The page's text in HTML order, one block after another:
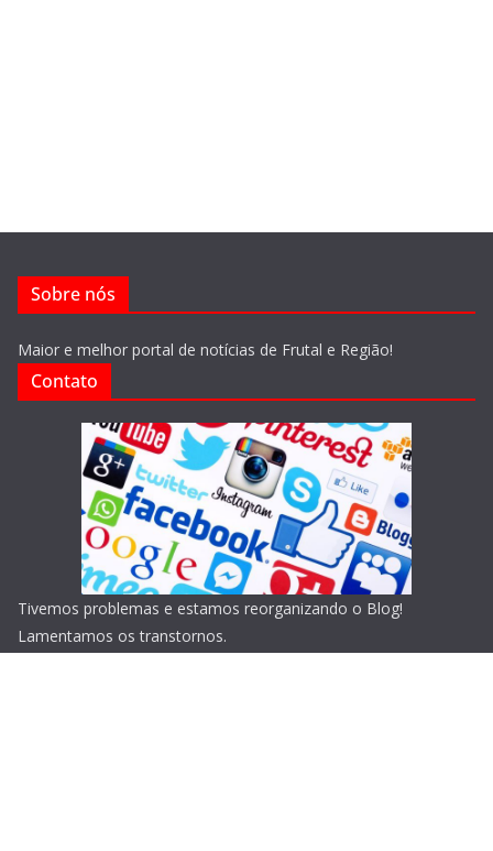
Sobre nós
Maior e melhor portal de notícias de Frutal e Região!
Contato
Tivemos problemas e estamos reorganizando o Blog!
Lamentamos os transtornos.